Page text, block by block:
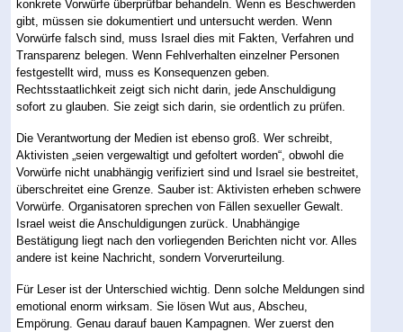
konkrete Vorwürfe überprüfbar behandeln. Wenn es Beschwerden
gibt, müssen sie dokumentiert und untersucht werden. Wenn
Vorwürfe falsch sind, muss Israel dies mit Fakten, Verfahren und
Transparenz belegen. Wenn Fehlverhalten einzelner Personen
festgestellt wird, muss es Konsequenzen geben.
Rechtsstaatlichkeit zeigt sich nicht darin, jede Anschuldigung
sofort zu glauben. Sie zeigt sich darin, sie ordentlich zu prüfen.
Die Verantwortung der Medien ist ebenso groß. Wer schreibt,
Aktivisten „seien vergewaltigt und gefoltert worden“, obwohl die
Vorwürfe nicht unabhängig verifiziert sind und Israel sie bestreitet,
überschreitet eine Grenze. Sauber ist: Aktivisten erheben schwere
Vorwürfe. Organisatoren sprechen von Fällen sexueller Gewalt.
Israel weist die Anschuldigungen zurück. Unabhängige
Bestätigung liegt nach den vorliegenden Berichten nicht vor. Alles
andere ist keine Nachricht, sondern Vorverurteilung.
Für Leser ist der Unterschied wichtig. Denn solche Meldungen sind
emotional enorm wirksam. Sie lösen Wut aus, Abscheu,
Empörung. Genau darauf bauen Kampagnen. Wer zuerst den